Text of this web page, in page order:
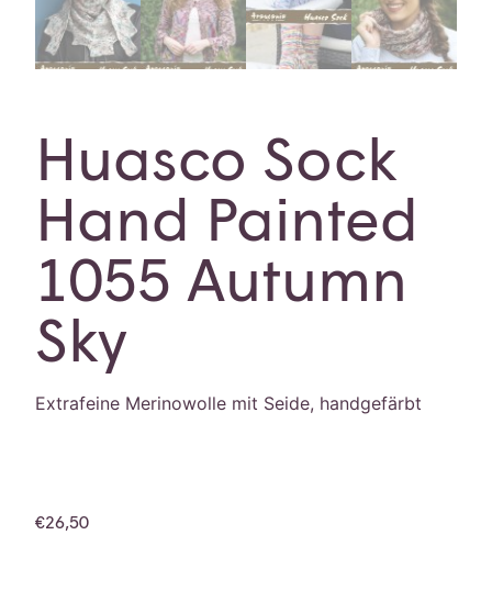
Huasco Sock
Hand Painted
1055 Autumn
Sky
Extrafeine Merinowolle mit Seide, handgefärbt
€26,50